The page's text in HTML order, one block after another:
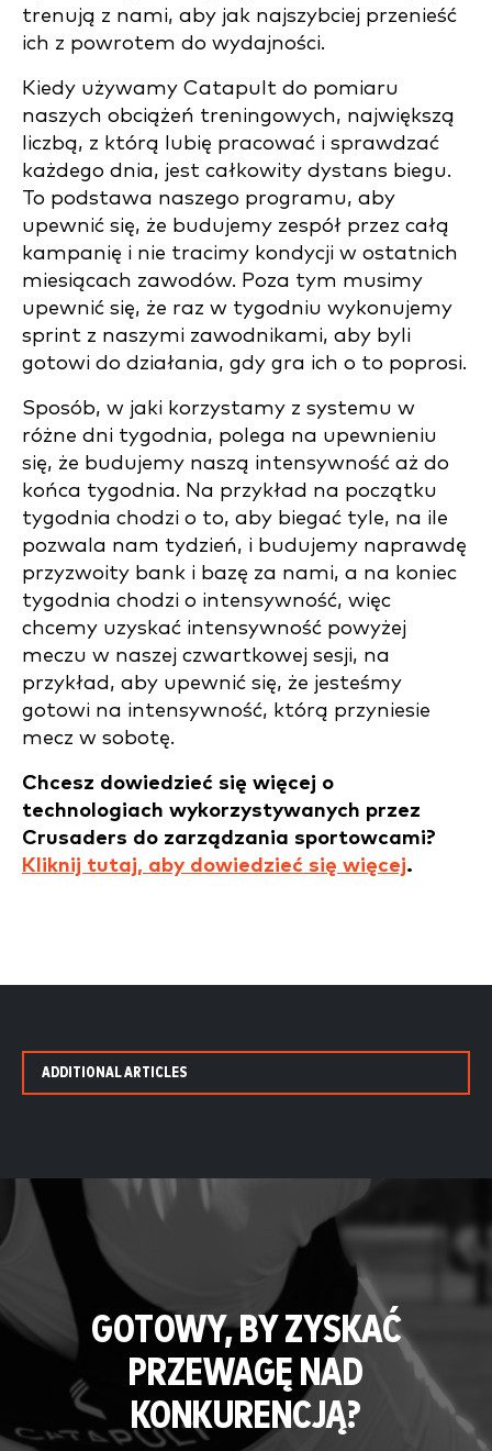
trenują z nami, aby jak najszybciej przenieść
ich z powrotem do wydajności.
Kiedy używamy Catapult do pomiaru
naszych obciążeń treningowych, największą
liczbą, z którą lubię pracować i sprawdzać
każdego dnia, jest całkowity dystans biegu.
To podstawa naszego programu, aby
upewnić się, że budujemy zespół przez całą
kampanię i nie tracimy kondycji w ostatnich
miesiącach zawodów. Poza tym musimy
upewnić się, że raz w tygodniu wykonujemy
sprint z naszymi zawodnikami, aby byli
gotowi do działania, gdy gra ich o to poprosi.
Sposób, w jaki korzystamy z systemu w
różne dni tygodnia, polega na upewnieniu
się, że budujemy naszą intensywność aż do
końca tygodnia. Na przykład na początku
tygodnia chodzi o to, aby biegać tyle, na ile
pozwala nam tydzień, i budujemy naprawdę
przyzwoity bank i bazę za nami, a na koniec
tygodnia chodzi o intensywność, więc
chcemy uzyskać intensywność powyżej
meczu w naszej czwartkowej sesji, na
przykład, aby upewnić się, że jesteśmy
gotowi na intensywność, którą przyniesie
mecz w sobotę.
Chcesz dowiedzieć się więcej o
technologiach wykorzystywanych przez
Crusaders do zarządzania sportowcami?
Kliknij tutaj, aby dowiedzieć się więcej.
ADDITIONAL ARTICLES
GOTOWY, BY ZYSKAĆ
PRZEWAGĘ NAD
KONKURENCJĄ?